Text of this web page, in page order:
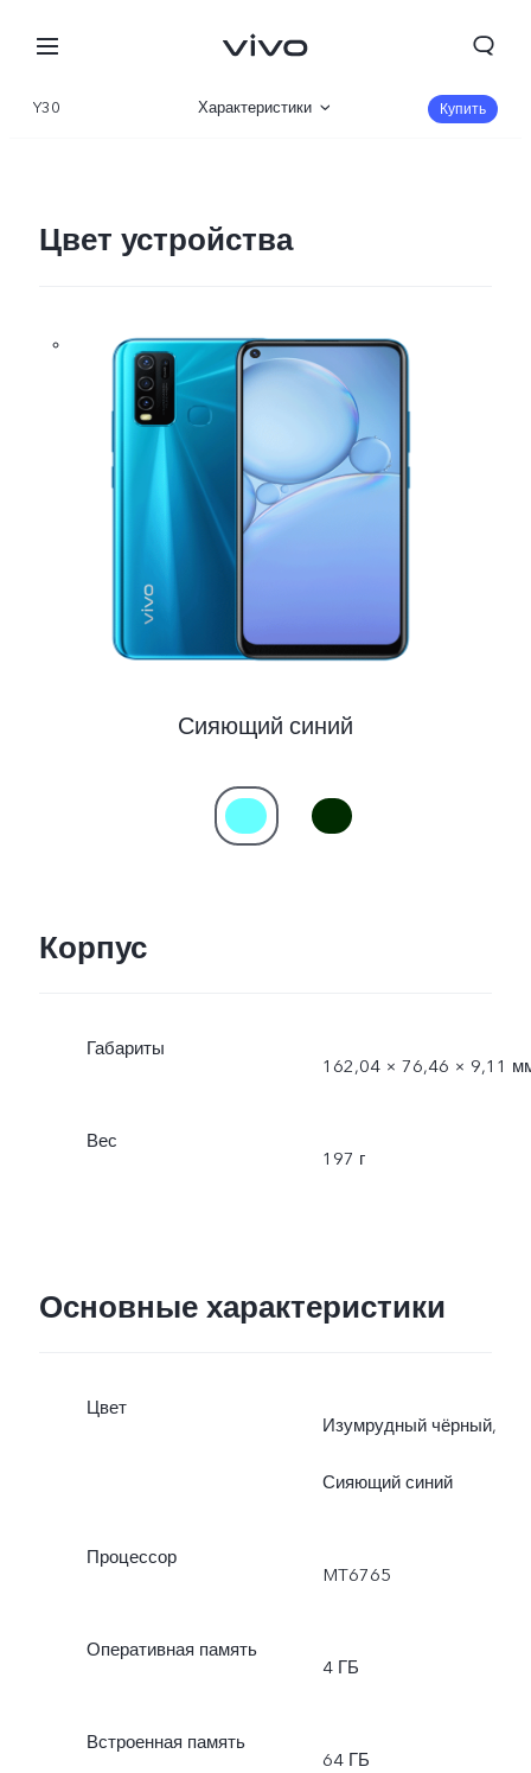
Y30 Характеристики Купить
Цвет устройства
Сияющий синий
Корпус
Габариты
162,04 × 76,46 × 9,11
Вес
197 г
Основные характеристики
Цвет
Изумрудный чёрный,
Сияющий синий
Процессор
MT6765
Оперативная память
4 ГБ
Встроенная память
64 ГБ